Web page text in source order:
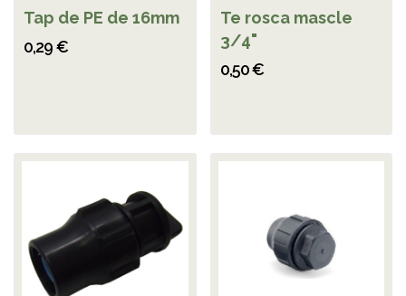
Tap de PE de 16mm
0,29 €
Te rosca mascle
3/4"
0,50 €